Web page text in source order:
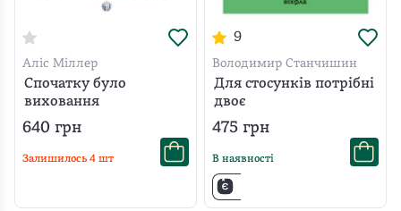
Аліс Міллер
Спочатку було
виховання
640 грн
Залишилось 4 шт
9
Володимир Станчишин
Для стосунків потрібні
двоє
475 грн
В наявності